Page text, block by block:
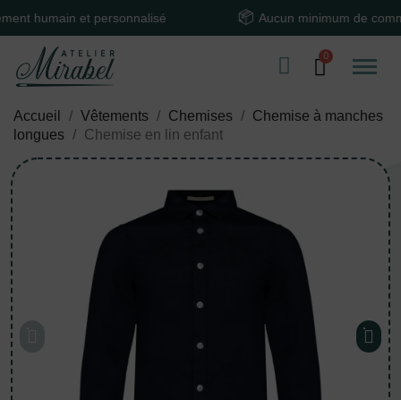
et personnalisé Aucun minimum de commande
Accueil Vêtements Chemises
Chemise à manches
longues
Chemise en lin enfant